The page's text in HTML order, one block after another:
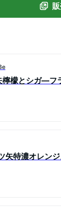
檸檬とシガ―フ
矢特濃オレン